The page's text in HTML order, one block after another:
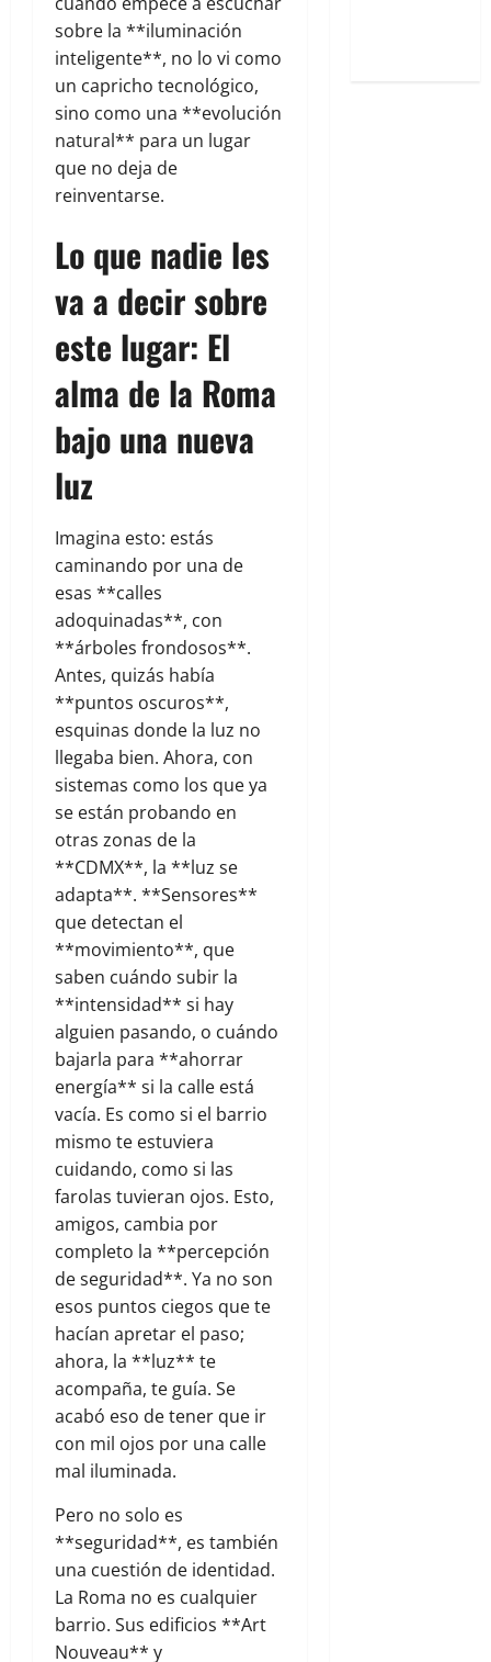
sobre la **iluminación
inteligente**, no lo vi como
un capricho tecnológico,
sino como una **evolución
natural** para un lugar
que no deja de
reinventarse.
Lo que nadie les
va a decir sobre
este lugar: El
alma de la Roma
bajo una nueva
luz
Imagina esto: estás
caminando por una de
esas **calles
adoquinadas**, con
**árboles frondosos**.
Antes, quizás había
**puntos oscuros**,
esquinas donde la luz no
llegaba bien. Ahora, con
sistemas como los que ya
se están probando en
otras zonas de la
**CDMX**, la **luz se
adapta**. **Sensores**
que detectan el
**movimiento**, que
saben cuándo subir la
**intensidad** si hay
alguien pasando, o cuándo
bajarla para **ahorrar
energía** si la calle está
vacía. Es como si el barrio
mismo te estuviera
cuidando, como si las
farolas tuvieran ojos. Esto,
amigos, cambia por
completo la **percepción
de seguridad**. Ya no son
esos puntos ciegos que te
hacían apretar el paso;
ahora, la **luz** te
acompaña, te guía. Se
acabó eso de tener que ir
con mil ojos por una calle
mal iluminada.
Pero no solo es
**seguridad**, es también
una cuestión de identidad.
La Roma no es cualquier
barrio. Sus edificios **Art
Nouveau** y